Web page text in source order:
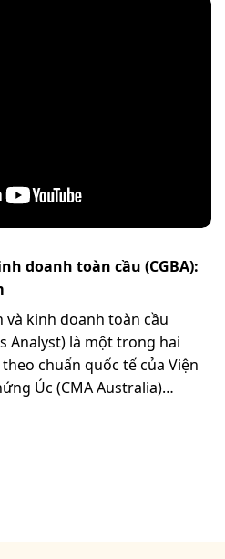
doanh toàn cầu (CGBA):
và kinh doanh toàn cầu
Analyst) là một trong hai
chuẩn quốc tế của Viện
Úc (CMA Australia)…